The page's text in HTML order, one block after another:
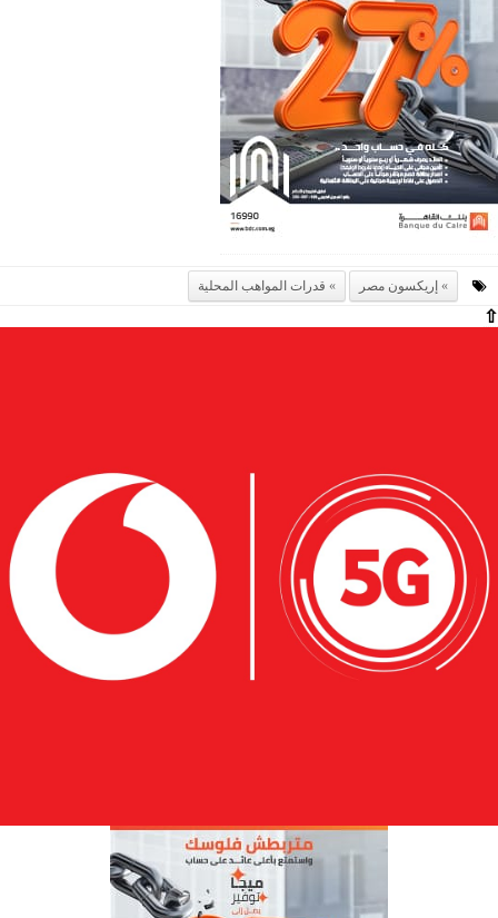
إريكسون مصر قدرات المواهب المحلية
⇧